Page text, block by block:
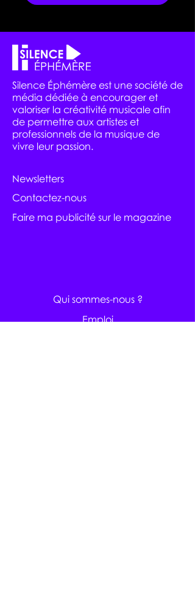
Silence Éphémère est une société de
média dédiée à encourager et
valoriser la créativité musicale afin
de permettre aux artistes et
professionnels de la musique de
vivre leur passion.
Newsletters
Contactez-nous
Faire ma publicité sur le magazine
Qui sommes-nous ?
Emploi